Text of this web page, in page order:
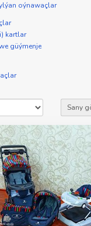
oýnawaçlar
kartlar
güýmenje
Sany